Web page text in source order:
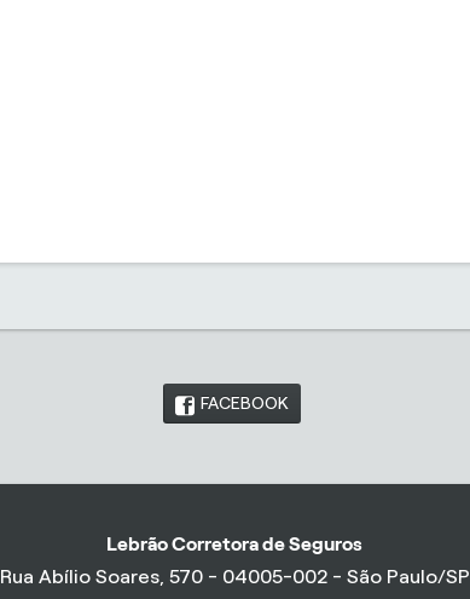
FACEBOOK
Lebrão Corretora de Seguros
Rua Abílio Soares, 570 - 04005-002 - São Paulo/SP